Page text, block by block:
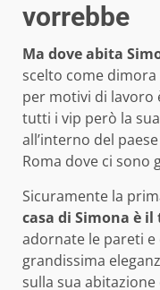
vorrebbe
Ma dove abita
scelto come dimora
per motivi di lavoro
tutti i vip però la
all’interno del
Roma dove ci sono
Sicuramente la
casa di Simona è
adornate le pareti e
grandissima
sulla sua